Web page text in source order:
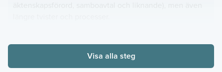
Visa alla steg